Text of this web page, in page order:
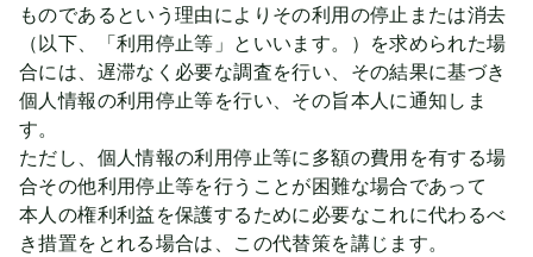
ものであるという理由によりその利用の停止または消去
（以下、「利用停止等」といいます。）を求められた場
合には、遅滞なく必要な調査を行い、その結果に基づき
個人情報の利用停止等を行い、その旨本人に通知しま
す。
ただし、個人情報の利用停止等に多額の費用を有する場
合その他利用停止等を行うことが困難な場合であって
本人の権利利益を保護するために必要なこれに代わるべ
き措置をとれる場合は、この代替策を講じます。